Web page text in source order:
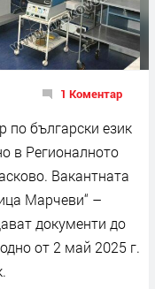
1 Коментар
по български език
в Регионалното
Вакантната
Марчеви“ –
документи до
от 2 май 2025 г.